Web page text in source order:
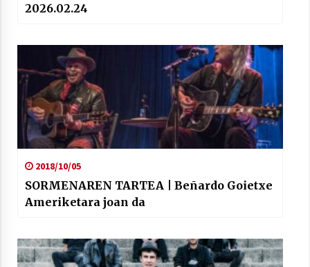
2026.02.24
2018/10/05
SORMENAREN TARTEA | Beñardo Goietxe
Ameriketara joan da